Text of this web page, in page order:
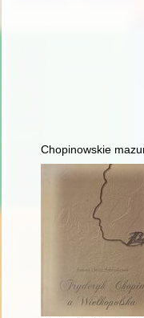
Chopinowskie